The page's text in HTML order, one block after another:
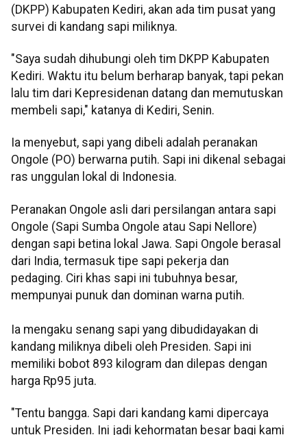
(DKPP) Kabupaten Kediri, akan ada tim pusat yang
survei di kandang sapi miliknya.
"Saya sudah dihubungi oleh tim DKPP Kabupaten
Kediri. Waktu itu belum berharap banyak, tapi pekan
lalu tim dari Kepresidenan datang dan memutuskan
membeli sapi," katanya di Kediri, Senin.
Ia menyebut, sapi yang dibeli adalah peranakan
Ongole (PO) berwarna putih. Sapi ini dikenal sebagai
ras unggulan lokal di Indonesia.
Peranakan Ongole asli dari persilangan antara sapi
Ongole (Sapi Sumba Ongole atau Sapi Nellore)
dengan sapi betina lokal Jawa. Sapi Ongole berasal
dari India, termasuk tipe sapi pekerja dan
pedaging. Ciri khas sapi ini tubuhnya besar,
mempunyai punuk dan dominan warna putih.
Ia mengaku senang sapi yang dibudidayakan di
kandang miliknya dibeli oleh Presiden. Sapi ini
memiliki bobot 893 kilogram dan dilepas dengan
harga Rp95 juta.
"Tentu bangga. Sapi dari kandang kami dipercaya
untuk Presiden. Ini jadi kehormatan besar bagi kami